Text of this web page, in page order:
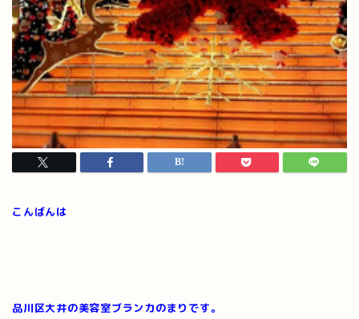
こんばんは
品川区大井の美容室ブランカのまりです。